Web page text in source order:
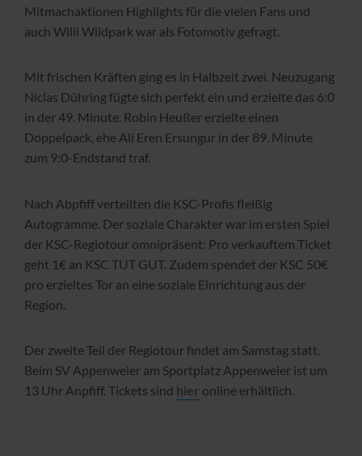
Mitmachaktionen Highlights für die vielen Fans und
auch Willi Wildpark war als Fotomotiv gefragt.
Mit frischen Kräften ging es in Halbzeit zwei. Neuzugang
Niclas Dühring fügte sich perfekt ein und erzielte das 6:0
in der 49. Minute. Robin Heußer erzielte einen
Doppelpack, ehe Ali Eren Ersungur in der 89. Minute
zum 9:0-Endstand traf.
Nach Abpfiff verteilten die KSC-Profis fleißig
Autogramme. Der soziale Charakter war im ersten Spiel
der KSC-Regiotour omnipräsent: Pro verkauftem Ticket
geht 1€ an KSC TUT GUT. Zudem spendet der KSC 50€
pro erzieltes Tor an eine soziale Einrichtung aus der
Region.
Der zweite Teil der Regiotour findet am Samstag statt.
Beim SV Appenweier am Sportplatz Appenweier ist um
13 Uhr Anpfiff. Tickets sind hier online erhältlich.